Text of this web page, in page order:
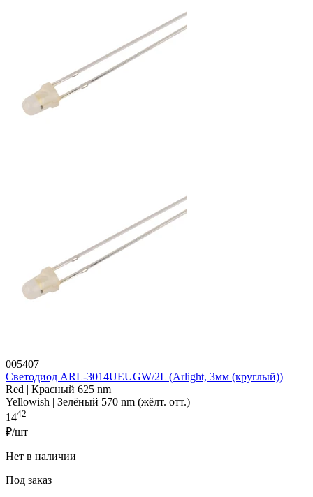
005407
Светодиод ARL-3014UEUGW/2L (Arlight, 3мм (круглый))
Red | Красный 625 nm
Yellowish | Зелёный 570 nm (жёлт. отт.)
1442
₽/шт
Нет в наличии
Под заказ